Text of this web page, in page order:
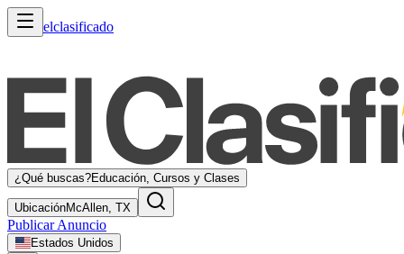
elclasificado
¿Qué buscas?Educación, Cursos y Clases
UbicaciónMcAllen, TX
Publicar Anuncio
Estados Unidos